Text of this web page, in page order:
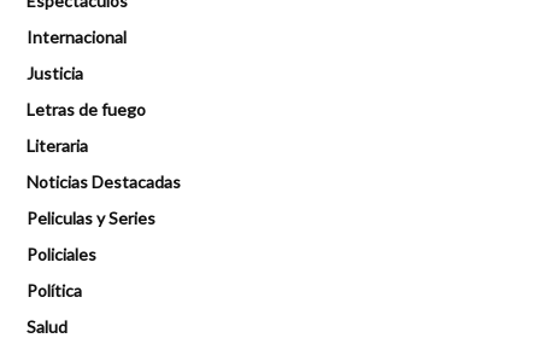
Internacional
Justicia
Letras de fuego
Literaria
Noticias Destacadas
Peliculas y Series
Policiales
Política
Salud